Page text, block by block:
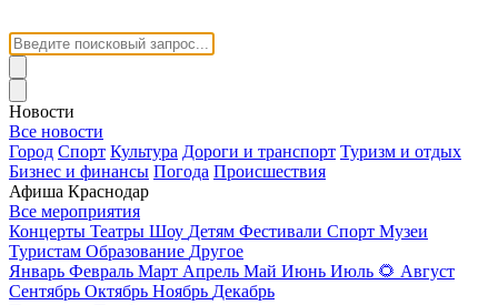
Новости
Все новости
Город Спорт Культура Дороги и транспорт Туризм и отдых
Бизнес и финансы Погода Происшествия
Афиша Краснодар
Все мероприятия
Концерты Театры Шоу Детям Фестивали Спорт Музеи
Туристам Образование Другое
Январь Февраль Март Апрель Май Июнь Июль 🌻 Август
Сентябрь Октябрь Ноябрь Декабрь